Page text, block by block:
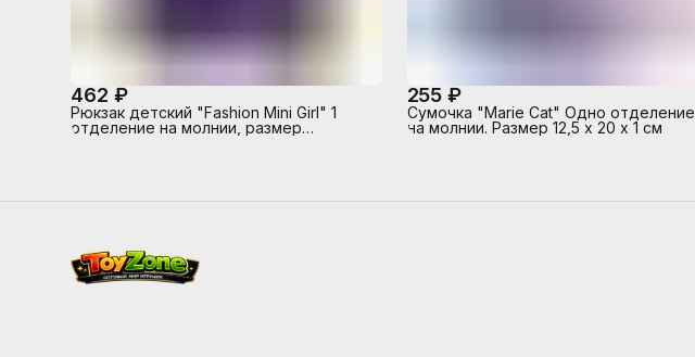
462 ₽
Рюкзак детский "Fashion Mini Girl" 1
отделение на молнии, размер
255 ₽
Сумочка "Marie Cat" Одно отделение
на молнии. Размер 12,5 х 20 х 1 см